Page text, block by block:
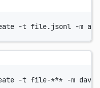
-t file.jsonl -m ada
-t file-*** -m